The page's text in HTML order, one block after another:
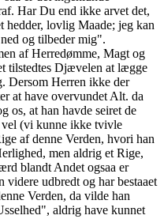
Har Du end ikke arvet det,
hedder, lovlig Maade; jeg kan
og tilbeder mig".
af Herredømme, Magt og
tilstedtes Djævelen at lægge
Dersom Herren ikke der
at have overvundet Alt. da
os, at han havde seiret de
vel (vi kunne ikke tvivle
af denne Verden, hvori han
men aldrig et Rige,
blandt Andet ogsaa er
videre udbredt og har bestaaet
Verden, da vilde han
aldrig have kunnet